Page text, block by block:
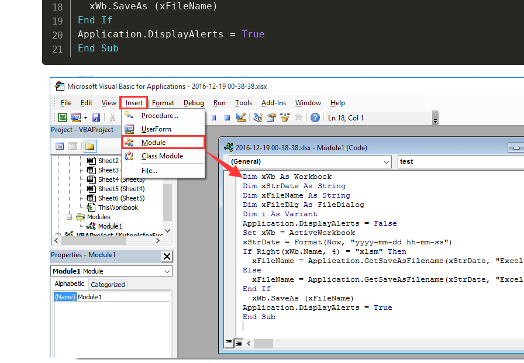
  xWb
. SaveAs ( xFileName )
End
If
Application . DisplayAlerts = True
End
Sub